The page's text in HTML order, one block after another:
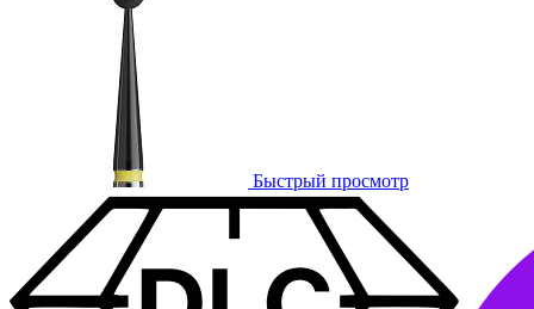
Быстрый просмотр